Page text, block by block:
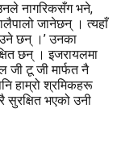
नागरिकसँग भने,
जानेछन् । त्यहाँ
छन् ।’ उनका
छन् । इजरायलमा
जी टू जी मार्फत नै
हाम्रो श्रमिकहरू
सुरक्षित भएको उनी